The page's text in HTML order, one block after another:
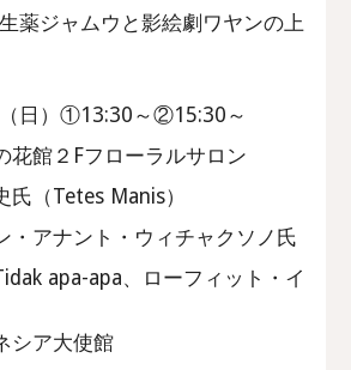
薬ジャムウと影絵劇ワヤンの上
日）①13:30～②15:30～
花館２Fフローラルサロン
（Tetes Manis）
・アナント・ウィチャクソノ氏
apa-apa、ローフィット・イ
ア大使館